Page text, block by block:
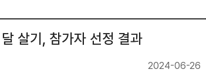
살기, 참가자 선정 결과
2024-06-26